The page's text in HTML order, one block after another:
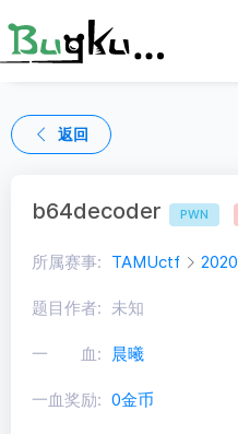
返回
b64decoder PWN
所属赛事: TAMUctf 2020
题目作者: 未知
一 血: 晨曦
一血奖励: 0金币